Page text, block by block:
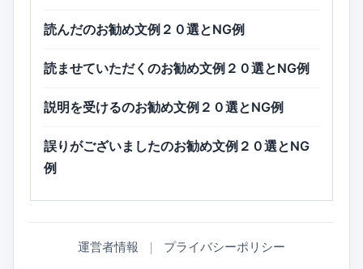
読んだのお勧め文例２０選とNG例
読ませていただくのお勧め文例２０選とNG例
説明を受けるのお勧め文例２０選とNG例
誤りがございましたのお勧め文例２０選とNG
例
運営者情報 ｜ プライバシーポリシー